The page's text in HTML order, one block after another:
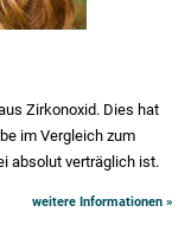
Zirkonoxid. Dies hat
im Vergleich zum
absolut verträglich ist.
weitere Informationen »